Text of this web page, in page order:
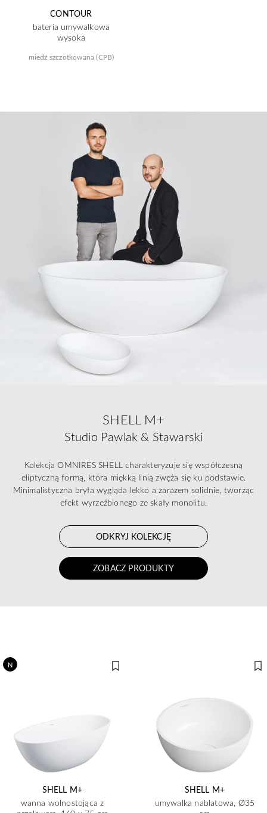
CONTOUR
bateria umywalkowa
wysoka
miedź szczotkowana (CPB)
SHELL M+
Studio Pawlak & Stawarski
Kolekcja OMNIRES SHELL charakteryzuje się współczesną
eliptyczną formą, która miękką linią zwęża się ku podstawie.
Minimalistyczna bryła wygląda lekko a zarazem solidnie, tworząc
efekt wyrzeźbionego ze skały monolitu.
ODKRYJ KOLEKCJĘ
ZOBACZ PRODUKTY
N
SHELL M+
wanna wolnostojąca z
SHELL M+
umywalka nablatowa, Ø35